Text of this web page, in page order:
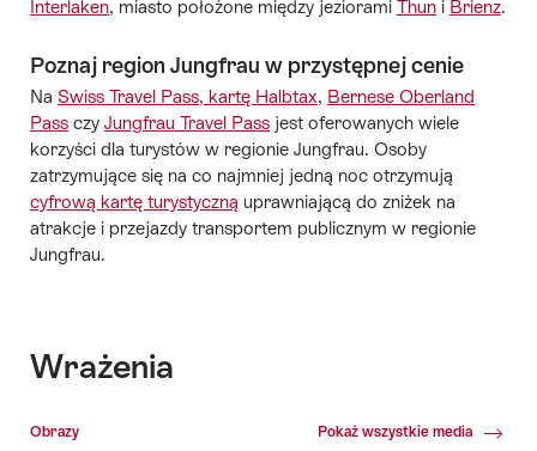
Interlaken, miasto położone między jeziorami Thun i Brienz.
Poznaj region Jungfrau w przystępnej cenie
Na Swiss Travel Pass, kartę Halbtax, Bernese Oberland
Pass czy Jungfrau Travel Pass jest oferowanych wiele
korzyści dla turystów w regionie Jungfrau. Osoby
zatrzymujące się na co najmniej jedną noc otrzymują
cyfrową kartę turystyczną uprawniającą do zniżek na
atrakcje i przejazdy transportem publicznym w regionie
Jungfrau.
Wrażenia
Obrazy Pokaż wszystkie media